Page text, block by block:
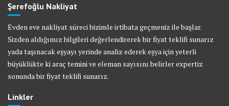
Şerefoğlu Nakliyat
Evden eve nakliyat süreci bizimle irtibata geçmeniz ile başlar.
Sizden aldığımız bilgileri değerlendirerek bir fiyat teklifi sunarız
yada taşınacak eşyayı yerinde analiz ederek eşya için yeterli
büyüklükte ki araç temini ve eleman sayısını belirler expertiz
sonunda bir fiyat teklifi sunarız.
Linkler